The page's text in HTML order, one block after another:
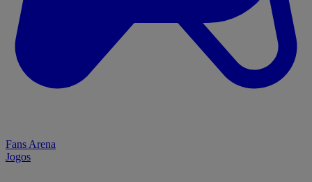
Fans Arena
Jogos